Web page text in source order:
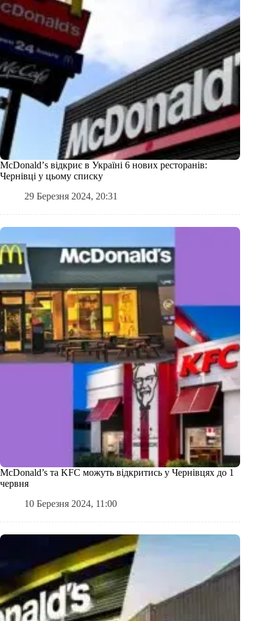
McDonaldʼs відкриє в Україні 6 нових ресторанів:
Чернівці у цьому списку
29 Березня 2024, 20:31
МсDonald’s та KFC можуть відкритись у Чернівцях до 1
червня
10 Березня 2024, 11:00